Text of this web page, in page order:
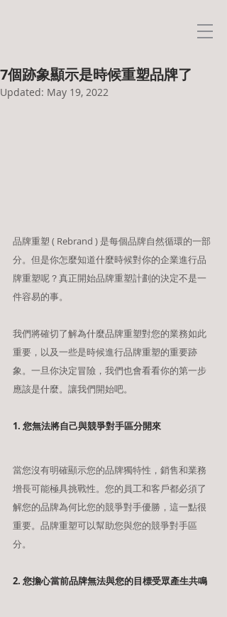
7個跡象顯示是時候重塑品牌了
Updated: May 19, 2022
品牌重塑 ( Rebrand ) 是每個品牌自然循環的一部
分。但是你怎麼知道什麼時候對你的企業進行品
牌重塑呢？真正開始品牌重塑計劃的決定不是一
件容易的事。
我們將確切了解為什麼品牌重塑對您的業務如此
重要，以及一些是時候進行品牌重塑的重要跡
象。一旦你決定冒險，我們也會看看你的第一步
應該是什麼。讓我們開始吧。
1. 您無法將自己與競爭對手區分開來
當您沒有明確顯示您的品牌獨特性，銷售和業務
增長可能極具挑戰性。您的員工和客戶都必須了
解您的品牌為何比您的競爭對手優勝，這一點很
重要。品牌重塑可以幫助您與您的競爭對手區
分。
2. 您擔心當前品牌無法與您的目標受眾產生共鳴